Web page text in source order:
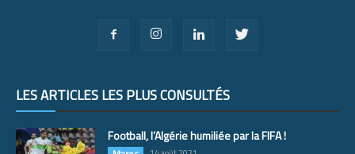
LES ARTICLES LES PLUS CONSULTÉS
Football, l’Algérie humiliée par la FIFA !